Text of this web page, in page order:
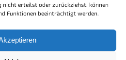
nicht erteilst oder zurückziehst, können
Funktionen beeinträchtigt werden.